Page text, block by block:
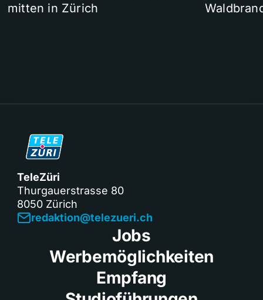
mitten in Zürich
TeleZüri
Thurgauerstrasse 80
8050 Zürich
redaktion@telezueri.ch
Jobs
Werbemöglichkeiten
Empfang